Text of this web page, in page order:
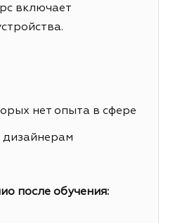
включает
нет опыта в сфере
после обучения: